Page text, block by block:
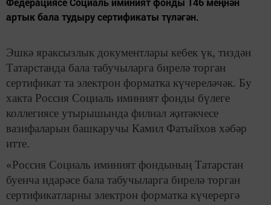
артык бала тудыру сертификаты түләгән.
Эшкә яраксызлык документлары кебек үк, тиздән
Татарстанда бала табучыларга бирелә торган
сертификат та электрон форматка күчереләчәк. Бу
хакта Россия Социаль иминият фонды бүлеге
коллегиясе утырышында филиал җитәкчесе
вазифаларын башкаручы Камил Фатыйхов хәбәр
итте.
«Россия Социаль иминият фондының Татарстан
буенча идарәсе бала табучыларга бирелә торган
сертификатларны электрон форматка күчерергә